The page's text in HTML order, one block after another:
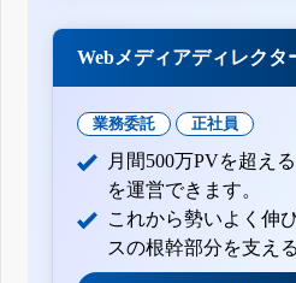
Webメディアディレクタ
業務委託 正社員
月間500万PVを超え
を運営できます。
これから勢いよく伸
スの根幹部分を支え